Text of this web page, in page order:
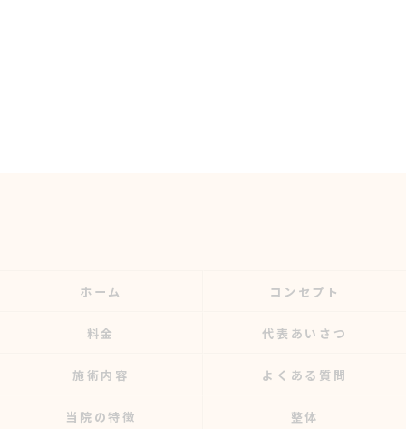
ホーム コンセプト
料金 代表あいさつ
施術内容 よくある質問
当院の特徴 整体